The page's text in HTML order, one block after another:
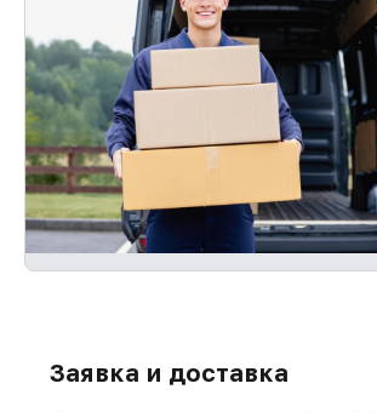
Заявка и доставка